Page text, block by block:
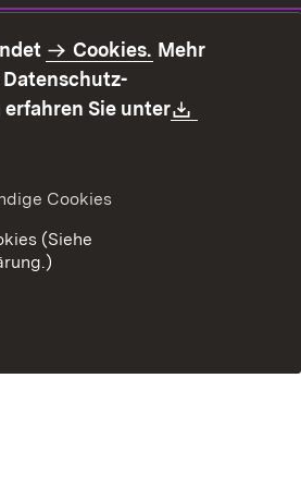
Erklärung zur
Barrierefreiheit
Fehlerhaften Link melden
Cookies. Mehr
Sie unter
Cookies
(Siehe